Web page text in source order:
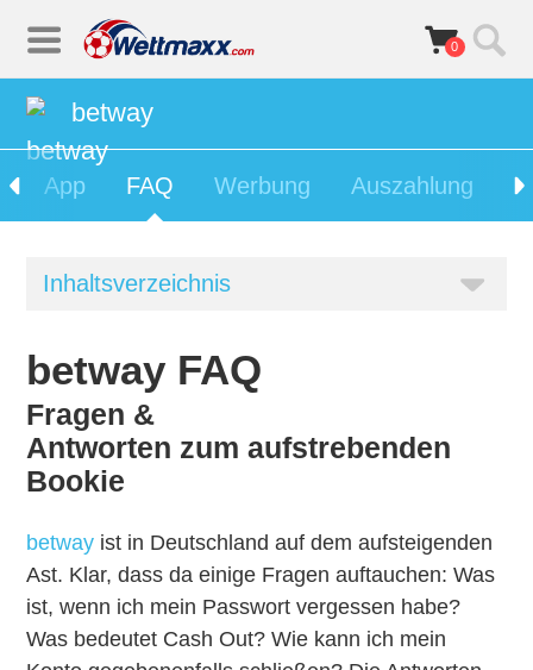
0
betway
App FAQ Werbung Auszahlung
Inhaltsverzeichnis
betway FAQ
Fragen &
Antworten zum aufstrebenden
Bookie
betway ist in Deutschland auf dem aufsteigenden
Ast. Klar, dass da einige Fragen auftauchen: Was
ist, wenn ich mein Passwort vergessen habe?
Was bedeutet Cash Out? Wie kann ich mein